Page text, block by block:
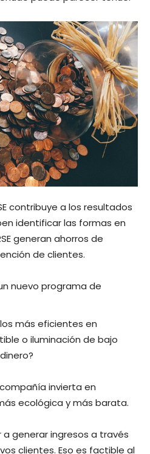
contribuye a los resultados
identificar las formas en
generan ahorros de
de clientes.
nuevo programa de
más eficientes en
o iluminación de bajo
invierta en
ecológica y más barata.
generar ingresos a través
clientes. Eso es factible al